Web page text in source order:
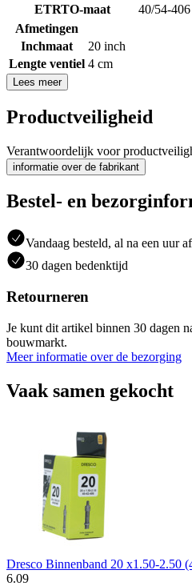
ETRTO-maat
40/54-406
Afmetingen
Inchmaat
20 inch
Lengte ventiel 4 cm
Lees meer
Productveiligheid
Verantwoordelijk voor
informatie over de fabrikant
Bestel- en
Vandaag besteld, al na een uur
30 dagen bedenktijd
Retourneren
Je kunt dit artikel binnen 30 dagen
bouwmarkt.
Meer informatie over de bezorging
Vaak samen gekocht
Dresco Binnenband 20 x1.50-2.50
6.09